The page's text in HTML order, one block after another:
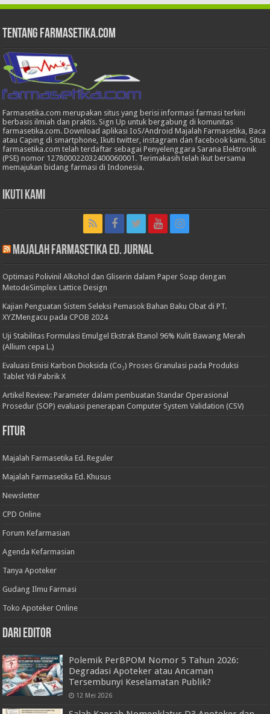
Tentang Farmasetika.com
Farmasetika.com merupakan situs yang berisi informasi farmasi terkini
berbasis ilmiah dan praktis. Sign Up untuk bergabung di komunitas
farmasetika.com. Download aplikasi IoS/Android Majalah Farmasetika, Baca
atau Caping di smartphone, Ikuti twitter, instagram dan facebook kami. Situs
farmasetika.com telah terdaftar sebagai Penyelenggara Sarana Elektronik
(PSE) nomor 127800022032400060001. Terimakasih telah ikut bersama
memajukan bidang farmasi di Indonesia.
Ikuti Kami
Majalah Farmasetika Ed. Jurnal
Optimasi Polivinil Alkohol dan Gliserin dalam Paper Soap dengan
MetodeSimplex Lattice Design
Kajian Penguatan Sistem Seleksi Pemasok Bahan Baku Obat di PT.
XYZMengacu pada CPOB 2024
Uji Stabilitas Formulasi Emulgel Ekstrak Etanol 96% Kulit Bawang Merah
(Allium cepa L.)
Evaluasi Emisi Karbon Dioksida (Co₂) Proses Granulasi pada Produksi
Tablet Ydi Pabrik X
Artikel Review: Parameter dalam pembuatan Standar Operasional
Prosedur (SOP) evaluasi penerapan Computer System Validation (CSV)
Fitur
Majalah Farmasetika Ed. Reguler
Majalah Farmasetika Ed. Khusus
Newsletter
CPD Online
Forum Kefarmasian
Agenda Kefarmasian
Tanya Apoteker
Gudang Ilmu Farmasi
Toko Apoteker Online
Dari Editor
Polemik PerBPOM Nomor 5 Tahun 2026:
Degradasi Apoteker atau Ancaman
Tersembunyi Keselamatan Publik?
12 Mei 2026